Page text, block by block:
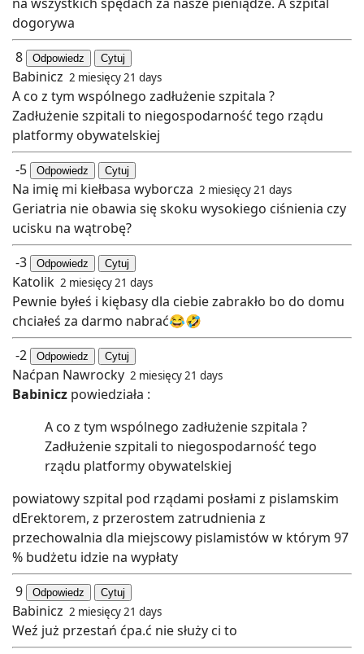
dogorywa
8
Odpowiedz Cytuj
Babinicz 2 miesięcy 21 days
A co z tym wspólnego zadłużenie szpitala ?
Zadłużenie szpitali to niegospodarność tego rządu
platformy obywatelskiej
-5
Odpowiedz Cytuj
Na imię mi kiełbasa wyborcza 2 miesięcy 21 days
Geriatria nie obawia się skoku wysokiego ciśnienia czy
ucisku na wątrobę?
-3
Odpowiedz Cytuj
Katolik 2 miesięcy 21 days
Pewnie byłeś i kiębasy dla ciebie zabrakło bo do domu
chciałeś za darmo nabrać😂🤣
-2
Odpowiedz Cytuj
Naćpan Nawrocky 2 miesięcy 21 days
Babinicz powiedziała :
A co z tym wspólnego zadłużenie szpitala ?
Zadłużenie szpitali to niegospodarność tego
rządu platformy obywatelskiej
powiatowy szpital pod rządami posłami z pislamskim
dErektorem, z przerostem zatrudnienia z
przechowalnia dla miejscowy pislamistów w którym 97
% budżetu idzie na wypłaty
9
Odpowiedz Cytuj
Babinicz 2 miesięcy 21 days
Weź już przestań ćpa.ć nie służy ci to